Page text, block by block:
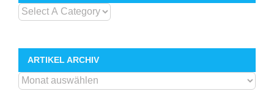
ARTIKEL ARCHIV
ARTIKEL
ARCHIV